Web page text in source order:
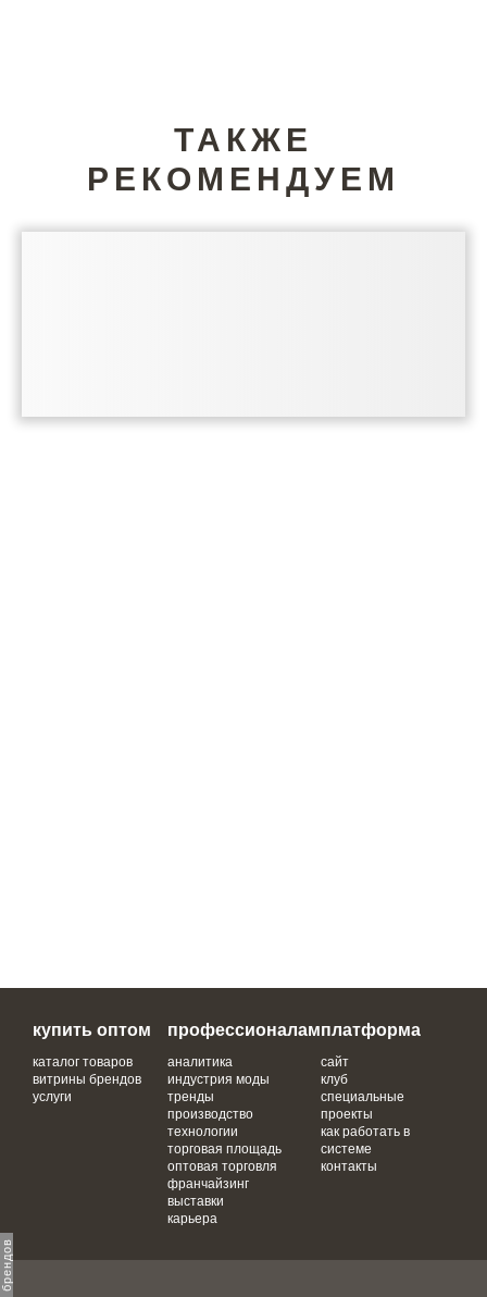
ТАКЖЕ
РЕКОМЕНДУЕМ
купить оптом
каталог товаров
витрины брендов
услуги
профессионалам
аналитика
индустрия моды
тренды
производство
технологии
торговая площадь
оптовая торговля
франчайзинг
выставки
карьера
платформа
сайт
клуб
специальные
проекты
как работать в
системе
контакты